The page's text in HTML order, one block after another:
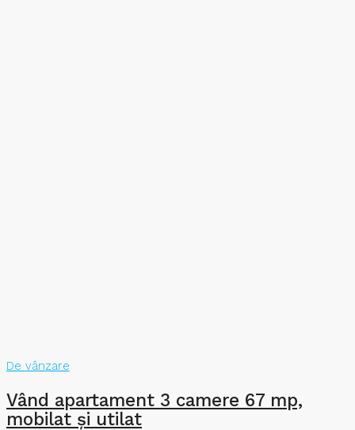
De vânzare
Vând apartament 3 camere 67 mp,
mobilat și utilat